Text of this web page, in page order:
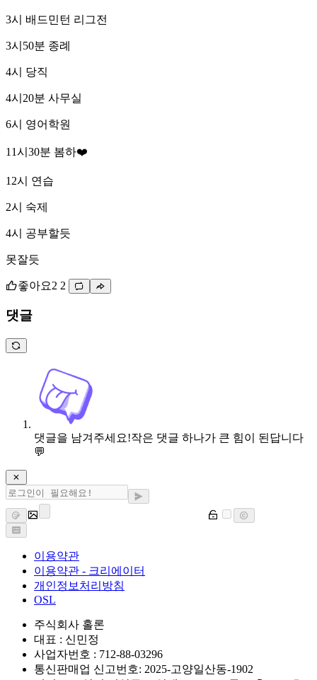
3시 배드민턴 리그전
3시50분 종례
4시 당직
4시20분 사무실
6시 영어학원
11시30분 봄하❤️
12시 연습
2시 숙제
4시 공부할듯
못잘듯
좋아요2 2
댓글
댓글을 남겨주세요!작은 댓글 하나가 큰 힘이 된답니다
💬
이용약관
이용약관 - 크리에이터
개인정보처리방침
OSL
주식회사 홀론
대표 : 신민정
사업자번호 : 712-88-03296
통신판매업 신고번호: 2025-고양일산동-1902